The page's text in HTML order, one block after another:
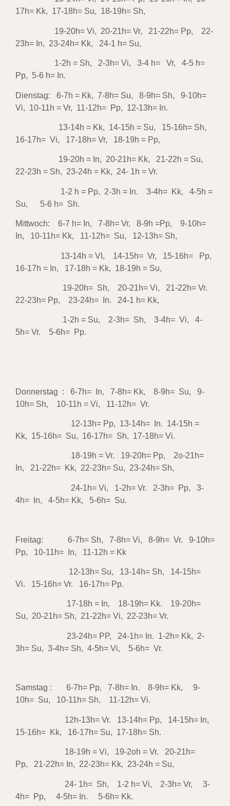
17h= Kk, 17-18h= Su, 18-19h= Sh,
19-20h= Vi, 20-21h= Vr, 21-22h= Pp, 22-
23h= In, 23-24h= Kk, 24-1 h= Su,
1-2h = Sh, 2-3h= Vi, 3-4 h= Vr, 4-5 h=
Pp, 5-6 h= In.
Dienstag: 6-7h = Kk, 7-8h= Su, 8-9h= Sh, 9-10h=
Vi, 10-11h = Vr, 11-12h= Pp, 12-13h= In.
13-14h = Kk, 14-15h = Su, 15-16h= Sh,
16-17h= Vi, 17-18h= Vr, 18-19h = Pp,
19-20h = In, 20-21h= Kk, 21-22h = Su,
22-23h = Sh, 23-24h = Kk, 24- 1h = Vr.
1-2 h = Pp, 2-3h = In. 3-4h= Kk, 4-5h =
Su, 5-6 h= Sh.
Mittwoch: 6-7 h= In, 7-8h= Vr, 8-9h =Pp, 9-10h=
In, 10-11h= Kk, 11-12h= Su, 12-13h= Sh,
13-14h = VI, 14-15h= Vr, 15-16h= Pp,
16-17h = In, 17-18h = Kk, 18-19h = Su,
19-20h= Sh, 20-21h= Vi, 21-22h= Vr.
22-23h= Pp, 23-24h= In. 24-1 h= Kk,
1-2h = Su, 2-3h= Sh, 3-4h= Vi, 4-
5h= Vr. 5-6h= Pp.
Donnerstag : 6-7h= In, 7-8h= Kk, 8-9h= Su, 9-
10h= Sh, 10-11h = Vi, 11-12h= Vr.
12-13h= Pp, 13-14h= In. 14-15h =
Kk, 15-16h= Su, 16-17h= Sh, 17-18h= Vi.
18-19h = Vr. 19-20h= Pp, 2o-21h=
In, 21-22h= Kk, 22-23h= Su, 23-24h= Sh,
24-1h= Vi, 1-2h= Vr. 2-3h= Pp, 3-
4h= In, 4-5h= Kk, 5-6h= Su.
Freitag: 6-7h= Sh, 7-8h= Vi, 8-9h= Vr. 9-10h=
Pp, 10-11h= In, 11-12h = Kk
12-13h= Su, 13-14h= Sh, 14-15h=
Vi. 15-16h= Vr. 16-17h= Pp.
17-18h = In, 18-19h= Kk. 19-20h=
Su, 20-21h= Sh, 21-22h= Vi, 22-23h= Vr.
23-24h= PP, 24-1h= In. 1-2h= Kk, 2-
3h= Su, 3-4h= Sh, 4-5h= Vi, 5-6h= Vr.
Samstag : 6-7h= Pp, 7-8h= In. 8-9h= Kk, 9-
10h= Su, 10-11h= Sh, 11-12h= Vi.
12h-13h= Vr. 13-14h= Pp, 14-15h= In,
15-16h= Kk, 16-17h= Su, 17-18h= Sh.
18-19h = Vi, 19-2oh = Vr. 20-21h=
Pp, 21-22h= In, 22-23h= Kk, 23-24h = Su,
24- 1h= Sh, 1-2 h= Vi, 2-3h= Vr, 3-
4h= Pp, 4-5h= In. 5-6h= Kk.